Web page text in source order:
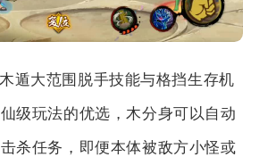
遁大范围脱手技能与格挡生存机
级玩法的优选，木分身可以自动
杀任务，即便本体被敌方小怪或